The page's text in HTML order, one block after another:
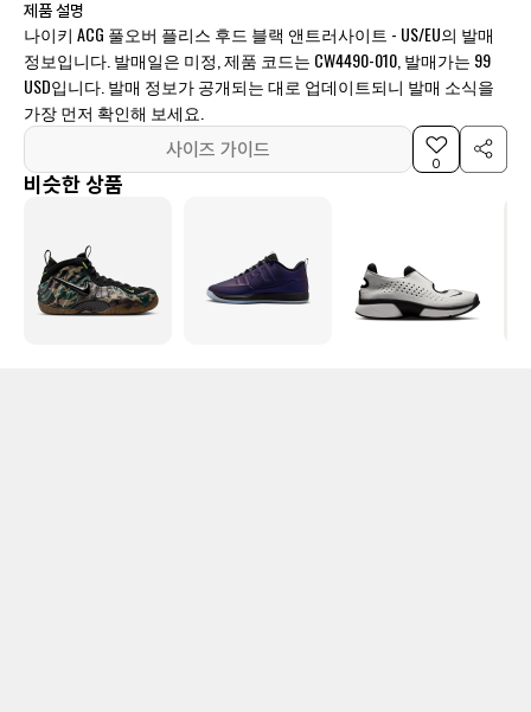
제품 설명
나이키 ACG 풀오버 플리스 후드 블랙 앤트러사이트 - US/EU의 발매
정보입니다. 발매일은 미정, 제품 코드는 CW4490-010, 발매가는 99
USD입니다. 발매 정보가 공개되는 대로 업데이트되니 발매 소식을
가장 먼저 확인해 보세요.
사이즈 가이드
0
비슷한 상품